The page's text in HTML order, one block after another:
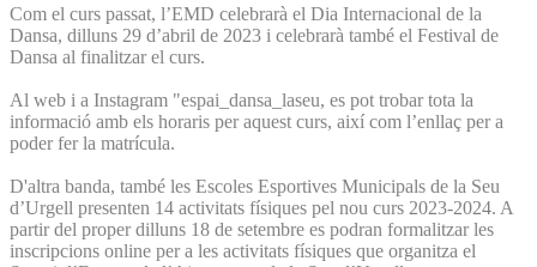
Com el curs passat, l’EMD celebrarà el Dia Internacional de la
Dansa, dilluns 29 d’abril de 2023 i celebrarà també el Festival de
Dansa al finalitzar el curs.
Al web i a Instagram "espai_dansa_laseu, es pot trobar tota la
informació amb els horaris per aquest curs, així com l’enllaç per a
poder fer la matrícula.
D'altra banda, també les Escoles Esportives Municipals de la Seu
d’Urgell presenten 14 activitats físiques pel nou curs 2023-2024. A
partir del proper dilluns 18 de setembre es podran formalitzar les
inscripcions online per a les activitats físiques que organitza el